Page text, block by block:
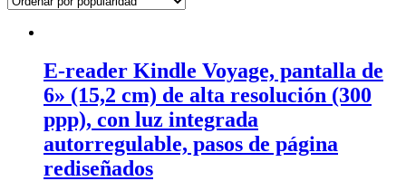
E-reader Kindle Voyage, pantalla de
6» (15,2 cm) de alta resolución (300
ppp), con luz integrada
autorregulable, pasos de página
rediseñados